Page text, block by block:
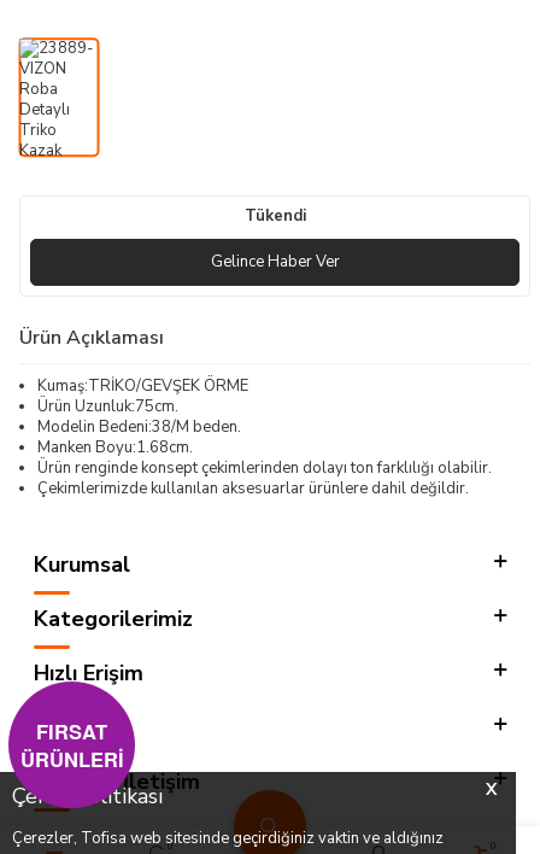
X
Çerez Politikası
Çerezler, Tofisa web sitesinde geçirdiğiniz vaktin ve aldığınız
0 0
Tükendi
Gelince Haber Ver
Ürün Açıklaması
Kumaş:TRİKO/GEVŞEK ÖRME
Ürün Uzunluk:75cm.
Modelin Bedeni:38/M beden.
Manken Boyu:1.68cm.
Ürün renginde konsept çekimlerinden dolayı ton farklılığı olabilir.
Çekimlerimizde kullanılan aksesuarlar ürünlere dahil değildir.
Kurumsal
Kategorilerimiz
Hızlı Erişim
Sosyal
Adres & İletişim
FIRSAT
ÜRÜNLERİ